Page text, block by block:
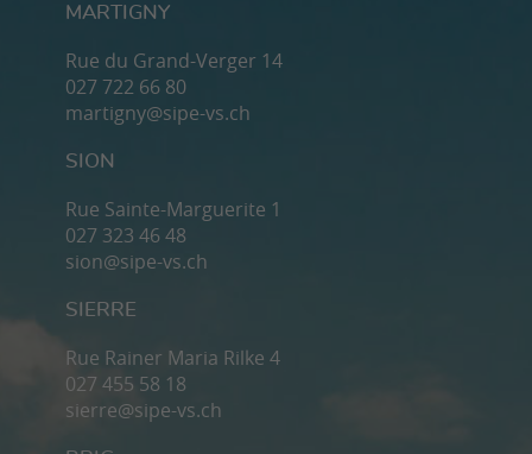
MARTIGNY
Rue du Grand-Verger 14
027 722 66 80
martigny@sipe-vs.ch
SION
Rue Sainte-Marguerite 1
027 323 46 48
sion@sipe-vs.ch
SIERRE
Rue Rainer Maria Rilke 4
027 455 58 18
sierre@sipe-vs.ch